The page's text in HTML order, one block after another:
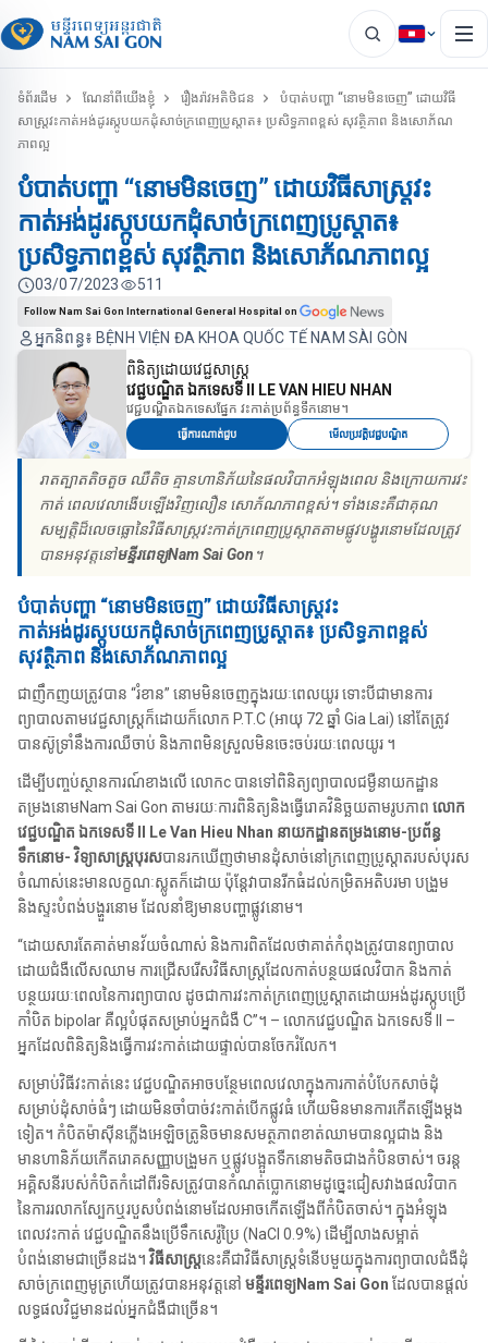
ទំព័រដើម ណែនាំពីយើងខ្ញុំ រឿងរ៉ាវអតិថិជន
បំបាត់បញ្ហា “នោមមិនចេញ” ដោយវិធី
សាស្ត្រវះកាត់អង់ដូរស្កូបយកដុំសាច់ក្រពេញប្រូស្តាត៖ ប្រសិទ្ធភាពខ្ពស់ សុវត្ថិភាព និងសោភ័ណ
ភាពល្អ
បំបាត់បញ្ហា “នោមមិនចេញ” ដោយវិធីសាស្ត្រវះ
កាត់អង់ដូរស្កូបយកដុំសាច់ក្រពេញប្រូស្តាត៖
ប្រសិទ្ធភាពខ្ពស់ សុវត្ថិភាព និងសោភ័ណភាពល្អ
អ្នកនិពន្ធ៖ BỆNH VIỆN ĐA KHOA QUỐC TẾ NAM SÀI GÒN
03/07/2023 511
Follow Nam Sai Gon International General Hospital on
ពិនិត្យដោយវេជ្ជសាស្ត្រ
វេជ្ជបណ្ឌិត​​ ឯកទេសទី II LE VAN HIEU NHAN
វេជ្ជបណ្ឌិតឯកទេសផ្នែក វះកាត់ប្រព័ន្ធទឹកនោម។
ធ្វើការណាត់ជួប មើលប្រវត្តិវេជ្ជបណ្ឌិត
រាតត្បាតតិចតួច ឈឺតិច គ្មានហានិភ័យនៃផលវិបាកអំឡុងពេល និងក្រោយការវះ
កាត់ ពេលវេលាងើបឡើងវិញលឿន សោភ័ណភាពខ្ពស់។ ទាំងនេះគឺជាគុណ
សម្បត្តិដ៏លេចធ្លោនៃវិធីសាស្ត្រវះកាត់ក្រពេញប្រូស្តាតតាមផ្លូវបង្ហូរនោមដែលត្រូវ
បានអនុវត្តនៅមន្ទីរពេទ្យNam Sai Gon ។
បំបាត់បញ្ហា “នោមមិនចេញ” ដោយវិធីសាស្ត្រវះ
កាត់អង់ដូរស្កូបយកដុំសាច់ក្រពេញប្រូស្តាត៖ ប្រសិទ្ធភាពខ្ពស់
សុវត្ថិភាព និងសោភ័ណភាពល្អ
ជាញឹកញយត្រូវបាន “រំខាន” នោមមិនចេញក្នុងរយៈពេលយូរ ទោះបីជាមានការ
ព្យាបាលតាមវេជ្ជសាស្រ្ដក៏ដោយក៏លោក P.T.C (អាយុ 72 ឆ្នាំ Gia Lai) នៅតែត្រូវ
បានស៊ូទ្រាំនឹងការឈឺចាប់ និងភាពមិនស្រួលមិនចេះចប់រយៈពេលយូរ ។
ដើម្បីបញ្ចប់ស្ថានការណ៍ខាងលើ លោកc បានទៅពិនិត្យព្យាបាលជម្ងឺនាយកដ្ឋាន
តម្រងនោមNam Sai Gon តាមរយៈការពិនិត្យនិងធ្វើរោគវិនិច្ឆយតាមរូបភាព លោក
វេជ្ជបណ្ឌិត ឯកទេសទី II Le Van Hieu Nhan នាយកដ្ឋានតម្រងនោម-ប្រព័ន្ធ
ទឹកនោម- វិទ្យាសាស្ត្របុរសបានរកឃើញថាមានដុំសាច់នៅក្រពេញប្រូស្តាតរបស់បុរស
ចំណាស់នេះមានលក្ខណៈស្លូតក៏ដោយ ប៉ុន្តែវាបានរីកធំដល់កម្រិតអតិបរមា បង្រួម
និងស្ទះបំពង់បង្ហួរនោម ដែលនាំឱ្យមានបញ្ហាផ្លូវនោម។
“ដោយសារតែគាត់មានវ័យចំណាស់ និងការពិតដែលថាគាត់កំពុងត្រូវបានព្យាបាល
ដោយជំងឺលើសឈាម ការជ្រើសរើសវិធីសាស្ត្រដែលកាត់បន្ថយផលវិបាក និងកាត់
បន្ថយរយៈពេលនៃការព្យាបាល ដូចជាការវះកាត់ក្រពេញប្រូស្តាតដោយអង់ដូរស្កូបប្រើ
កាំបិត bipolar គឺល្អបំផុតសម្រាប់អ្នកជំងឺ C”។ – លោកវេជ្ជបណ្ឌិត ឯកទេសទី II –
អ្នកដែលពិនិត្យនិងធ្វើការវះកាត់ដោយផ្ទាល់បានចែករំលែក។
សម្រាប់វិធីវះកាត់នេះ វេជ្ជបណ្ឌិតអាចបន្ថែមពេលវេលាក្នុងការកាត់បំបែកសាច់ដុំ
សម្រាប់ដុំសាច់ធំៗ ដោយមិនចាំបាច់វះកាត់បើកផ្លូវធំ ហើយមិនមានការកើតឡើងម្តង
ទៀត។ កំបិតម៉ាស៊ីនភ្លើងអេឡិចត្រូនិចមានសមត្ថភាពខាត់ឈាមបានល្អជាង និង
មានហានិភ័យកើតរោគសញ្ញាបង្រួមក ឬផ្លូវបង្អួតទឺកនោមតិចជាងកំបិនចាស់។ ចរន្ត
អគ្គិសនីរបស់កំបិតកំដៅពីរទិសត្រូវបានកំណត់ប្លោកនោមដូច្នេះជៀសវាងផលវិបាក
នៃការរលាកស្បែកឬរបួសបំពង់នោមដែលអាចកើតឡើងពីកំបិតចាស់។ ក្នុងអំឡុង
ពេលវះកាត់ វេជ្ជបណ្ឌិតនឹងប្រើទឹកសេរ៉ូប្រៃ (NaCl 0.9%) ដើម្បីលាងសម្អាត់
បំពង់នោមជាច្រើនដង។ វិធីសាស្រ្តនេះគឺជាវិធីសាស្រ្តទំនើបមួយក្នុងការព្យាបាលជំងឺដុំ
សាច់ក្រពេញមូត្រហើយត្រូវបានអនុវត្តនៅ មន្ទីរពេទ្យNam Sai Gon ដែលបានផ្តល់
លទ្ធផលវិជ្ជមានដល់អ្នកជំងឺជាច្រើន។